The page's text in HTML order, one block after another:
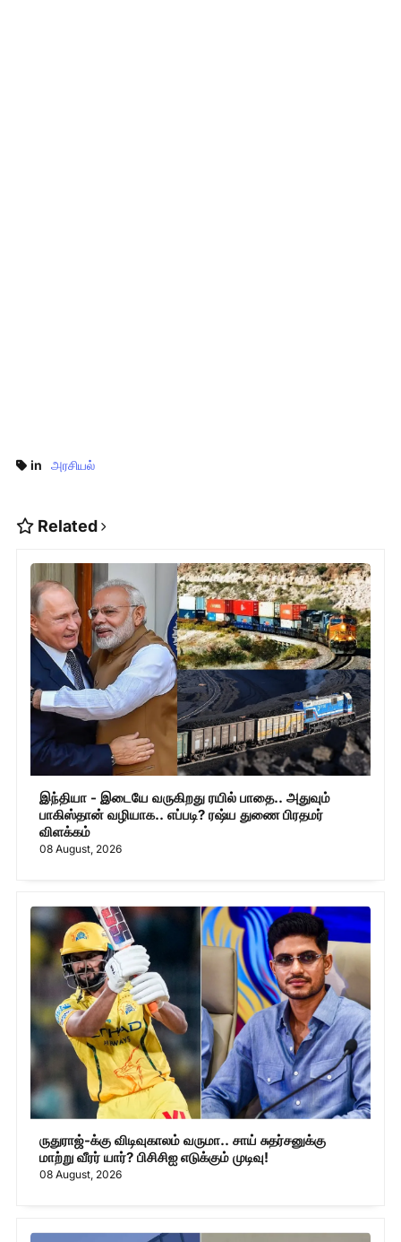
in அரசியல்
Related
இந்தியா - இடையே வருகிறது ரயில் பாதை.. அதுவும்
பாகிஸ்தான் வழியாக.. எப்படி? ரஷ்ய துணை பிரதமர்
விளக்கம்
08 August, 2026
ருதுராஜ்-க்கு விடிவுகாலம் வருமா.. சாய் சுதர்சனுக்கு
மாற்று வீரர் யார்? பிசிசிஐ எடுக்கும் முடிவு!
08 August, 2026